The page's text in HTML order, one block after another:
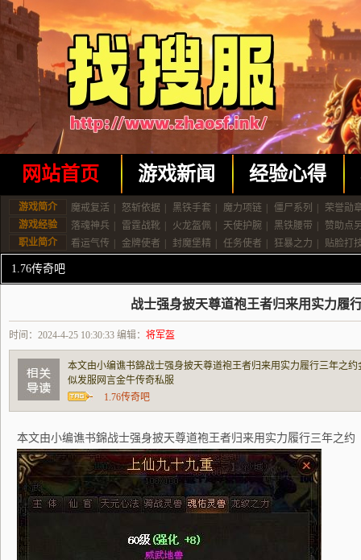
网站首页 游戏新闻 经验心得
游戏简介 魔戒复活 怒斩依据 黑铁手套 魔力项链 僵尸系列
荣誉勋
游戏经验
落魂神兵 雷霆战靴 火龙盔佩 天使护腕 黑铁腰带
赞助点
职业简介
看运气传 金牌使者 封魔堡精 任务使者 狂暴之力 贴脸打
1.76传奇吧
战士强身披天尊道袍王者归来用实力履
时间：2024-4-25 10:30:33 编辑： 将军盔
本文由小编谯书錦战士强身披天尊道袍王者归来用实力履行三年之
似发服网言金牛传奇私服
1.76传奇吧
本文由小编谯书錦战士强身披天尊道袍王者归来用实力履行三年之约